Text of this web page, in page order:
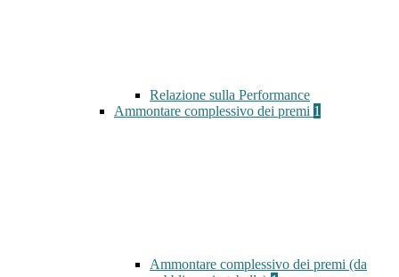
Relazione sulla Performance
Ammontare complessivo dei premi 1
Ammontare complessivo dei premi (da